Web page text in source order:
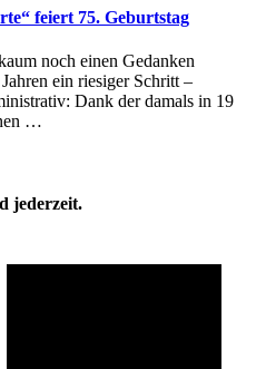
feiert 75. Geburtstag
noch einen Gedanken
ein riesiger Schritt –
Dank der damals in 19
…
jederzeit.